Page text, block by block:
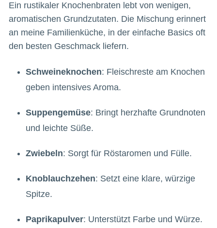
Ein rustikaler Knochenbraten lebt von wenigen,
aromatischen Grundzutaten. Die Mischung erinnert
an meine Familienküche, in der einfache Basics oft
den besten Geschmack liefern.
Schweineknochen: Fleischreste am Knochen
geben intensives Aroma.
Suppengemüse: Bringt herzhafte Grundnoten
und leichte Süße.
Zwiebeln: Sorgt für Röstaromen und Fülle.
Knoblauchzehen: Setzt eine klare, würzige
Spitze.
Paprikapulver: Unterstützt Farbe und Würze.